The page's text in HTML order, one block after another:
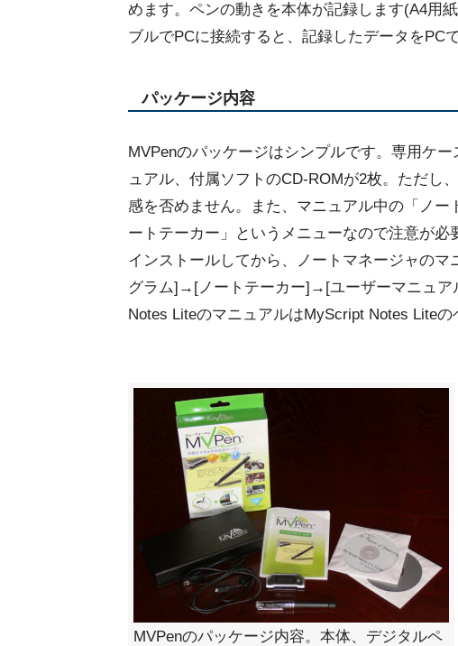
めます。ペンの動きを本体が記録します(A4用
ブルでPCに接続すると、記録したデータをPC
パッケージ内容
MVPenのパッケージはシンプルです。専用ケ
ュアル、付属ソフトのCD-ROMが2枚。ただし
感を否めません。また、マニュアル中の「ノ
ートテーカー」というメニューなので注意が
インストールしてから、ノートマネージャの
グラム]→[ノートテーカー]→[ユーザーマニュア
Notes LiteのマニュアルはMyScript Notes Liteの
MVPenのパッケージ内容。本体、デジタルペ